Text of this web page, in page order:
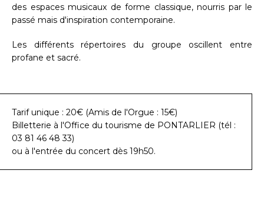
des espaces musicaux de forme classique, nourris par le
passé mais d'inspiration contemporaine.
Les différents répertoires du groupe oscillent entre
profane et sacré.
Tarif unique : 20€ (Amis de l'Orgue : 15€)
Billetterie à l'Office du tourisme de PONTARLIER (tél :
03 81 46 48 33)
ou à l'entrée du concert dès 19h50.